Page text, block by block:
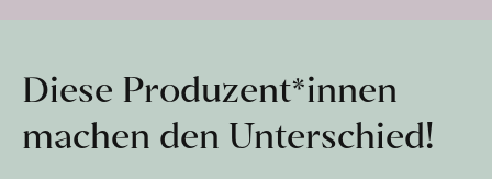
Diese Produzent*innen
machen den Unterschied!